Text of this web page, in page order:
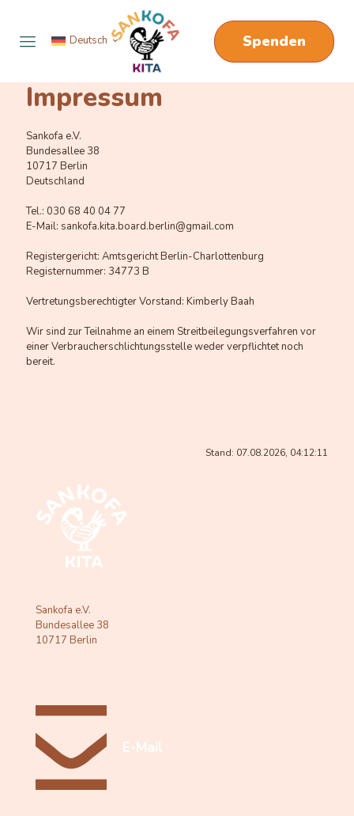
Deutsch Spenden
Impressum
Sankofa e.V.
Bundesallee 38
10717 Berlin
Deutschland
Tel.: 030 68 40 04 77
E-Mail: sankofa.kita.board.berlin@gmail.com
Registergericht: Amtsgericht Berlin-Charlottenburg
Registernummer: 34773 B
Vertretungsberechtigter Vorstand: Kimberly Baah
Wir sind zur Teilnahme an einem Streitbeilegungsverfahren vor
einer Verbraucherschlichtungsstelle weder verpflichtet noch
bereit.
Stand: 07.08.2026, 04:12:11
Sankofa e.V.
Bundesallee 38
10717 Berlin
E-Mail